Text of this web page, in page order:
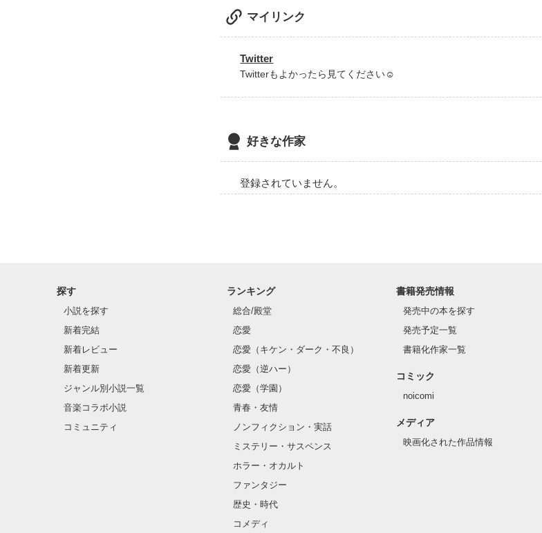
好きではない。好きになっちゃいけない、、、。
そんな時、目の前に現れた10年前に亡くなったはずの最愛の人。
どうして‥。いるはずない。幻でもいい。
3人の想いが交差する純愛ラブストーリー。
あなたはきっと、読み返さずにはいられないラストに涙する。
作品を読む
マイリンク
Twitter
Twitterもよかったら見てください☺️
好きな作家
登録されていません。
探す
小説を探す
新着完結
新着レビュー
新着更新
ジャンル別小説一覧
音楽コラボ小説
コミュニティ
ランキング
総合/殿堂
恋愛
恋愛（キケン・ダーク・不良）
恋愛（逆ハー）
恋愛（学園）
青春・友情
ノンフィクション・実話
ミステリー・サスペンス
ホラー・オカルト
ファンタジー
歴史・時代
コメディ
書籍発売情報
発売中の本を探す
発売予定一覧
書籍化作家一覧
コミック
noicomi
メディア
映画化された作品情報